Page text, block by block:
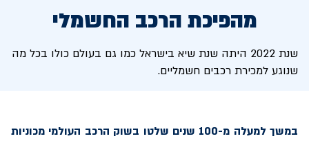
מהפיכת הרכב החשמלי
שנת 2022 היתה שנת שיא בישראל כמו גם בעולם כולו בכל מה
שנוגע למכירת רכבים חשמליים.
במשך למעלה מ-100 שנים שלטו בשוק הרכב העולמי מכוניות